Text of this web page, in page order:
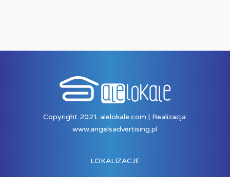
Copyright 2021 alelokale.com | Realizacja:
www.angelsadvertising.pl
LOKALIZACJE